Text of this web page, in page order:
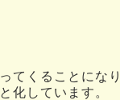
てくることにな
化しています。